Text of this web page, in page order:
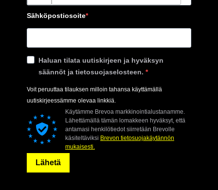
Sähköpostiosoite
Haluan tilata uutiskirjeen ja hyväksyn
säännöt ja tietosuojaselosteen.
Voit peruuttaa tilauksen milloin tahansa käyttämällä
uutiskirjeessämme olevaa linkkiä.
Käytämme Brevoa markkinointialustanamme.
Lähettämällä tämän lomakkeen hyväksyt, että
antamasi henkilötiedot siirretään Brevolle
käsiteltäviksi Brevon tietosuojakäytännön
mukaisesti.
Lähetä